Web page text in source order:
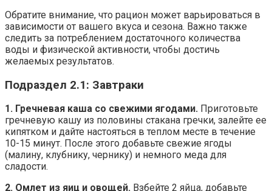
Обратите внимание, что рацион может варьироваться в
зависимости от вашего вкуса и сезона. Важно также
следить за потреблением достаточного количества
воды и физической активности, чтобы достичь
желаемых результатов.
Подраздел 2.1: Завтраки
1. Гречневая каша со свежими ягодами. Приготовьте
гречневую кашу из половины стакана гречки, залейте ее
кипятком и дайте настояться в теплом месте в течение
10-15 минут. После этого добавьте свежие ягоды
(малину, клубнику, чернику) и немного меда для
сладости.
2. Омлет из яиц и овощей. Взбейте 2 яйца, добавьте